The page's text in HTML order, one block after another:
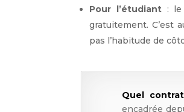
Pour l’étudiant :
gratuitement. C’est
pas l’habitude de
Quel
encadrée